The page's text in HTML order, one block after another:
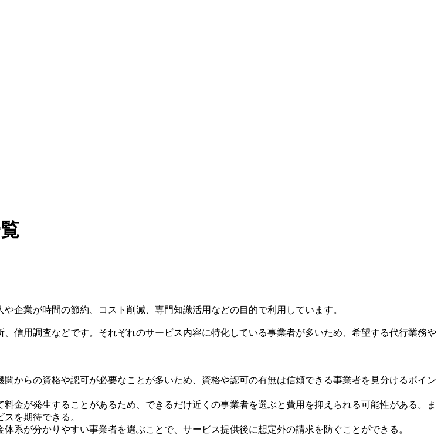
企業が時間の節約、コスト削減、専門知識活用などの目的で利用しています。
信用調査などです。それぞれのサービス内容に特化している事業者が多いため、希望する代行業務や
からの資格や認可が必要なことが多いため、資格や認可の有無は信頼できる事業者を見分けるポイン
金が発生することがあるため、できるだけ近くの事業者を選ぶと費用を抑えられる可能性がある。ま
を期待できる。
系が分かりやすい事業者を選ぶことで、サービス提供後に想定外の請求を防ぐことができる。